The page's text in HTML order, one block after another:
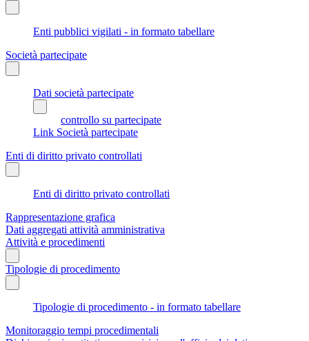
Enti pubblici vigilati - in formato tabellare
Società partecipate
Dati società partecipate
controllo su partecipate
Link Società partecipate
Enti di diritto privato controllati
Enti di diritto privato controllati
Rappresentazione grafica
Dati aggregati attività amministrativa
Attività e procedimenti
Tipologie di procedimento
Tipologie di procedimento - in formato tabellare
Monitoraggio tempi procedimentali